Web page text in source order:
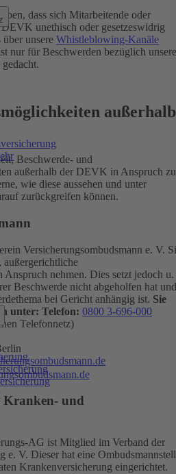
dass sich Mitarbeitende oder
unethisch oder gesetzeswidrig
unsere Whistleblowing-Kanäle
nur für Beschwerden bezüglich
außerhalb
Beschwerde- und
außerhalb der DEVK in Anspruch zu
wie diese aussehen und unter
zurückgreifen können.
Versicherungsombudsmann e. V.
außergerichtliche
Anspruch nehmen. Dies setzt jedoch u.
Beschwerde nicht abgeholfen hat und
bei Gericht anhängig ist. Sie
unter: Telefon: 0800 3-696-000
Telefonnetz)
Kranken- und
AG ist Mitglied im Verband der
e. V. Dieser hat eine
Krankenversicherung eingerichtet.